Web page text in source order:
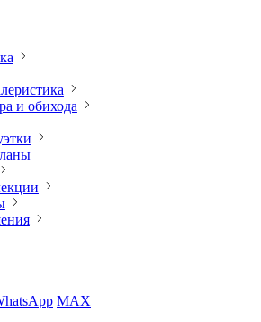
и обихода
MAX